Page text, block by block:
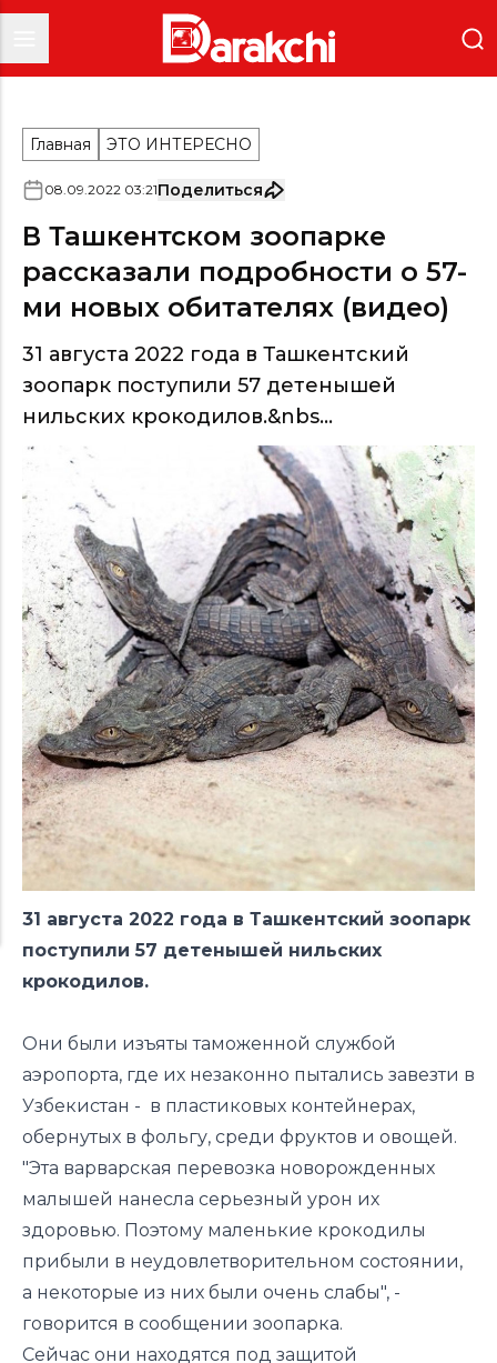
Главная ЭТО ИНТЕРЕСНО
08.09.2022 03:21Поделиться
В Ташкентском зоопарке
рассказали подробности о 57-
ми новых обитателях (видео)
31 августа 2022 года в Ташкентский
зоопарк поступили 57 детенышей
нильских крокодилов.&nbs...
31 августа 2022 года в Ташкентский зоопарк
поступили 57 детенышей нильских
крокодилов.
Они были изъяты таможенной службой
аэропорта, где их незаконно пытались завезти в
Узбекистан - в пластиковых контейнерах,
обернутых в фольгу, среди фруктов и овощей.
"Эта варварская перевозка новорожденных
малышей нанесла серьезный урон их
здоровью. Поэтому маленькие крокодилы
прибыли в неудовлетворительном состоянии,
а некоторые из них были очень слабы", -
говорится в сообщении зоопарка.
Сейчас они находятся под защитой